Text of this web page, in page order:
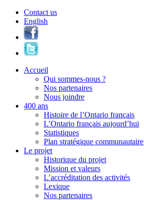
Contact us
English
Accueil
Qui sommes-nous ?
Nos partenaires
Nous joindre
400 ans
Histoire de l’Ontario français
L’Ontario français aujourd’hui
Statistiques
Plan stratégique communautaire
Le projet
Historique du projet
Mission et valeurs
L’accréditation des activités
Lexique
Nos partenaires